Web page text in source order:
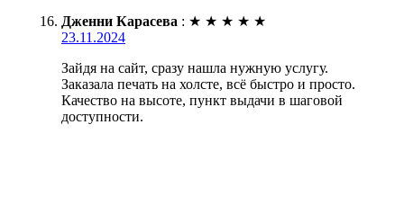
Дженни Карасева : ★ ★ ★ ★ ★
23.11.2024
Зайдя на сайт, сразу нашла нужную услугу.
Заказала печать на холсте, всё быстро и просто.
Качество на высоте, пункт выдачи в шаговой
доступности.